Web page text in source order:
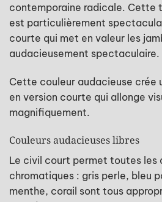
contemporaine radicale. Cette
est particulièrement
courte qui met en valeur les
audacieusement spectaculaire.
Cette couleur audacieuse crée
en version courte qui allonge
magnifiquement.
Couleurs audacieuses libres
Le civil court permet toutes les
chromatiques : gris perle, bleu
menthe, corail sont tous